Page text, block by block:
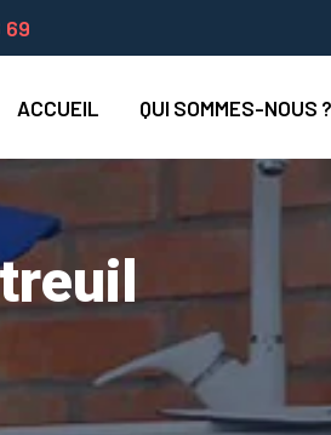
69
ACCUEIL QUI SOMMES-NOUS ?